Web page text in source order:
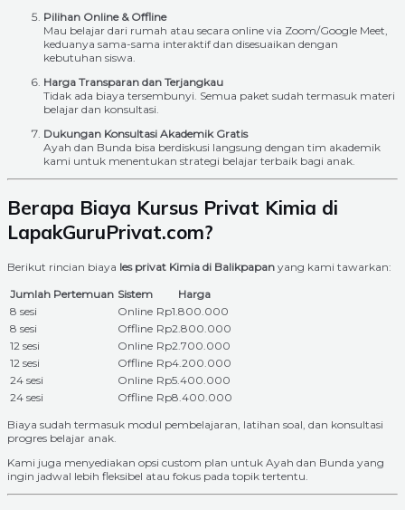
Pilihan Online & Offline
Mau belajar dari rumah atau secara online via Zoom/Google Meet,
keduanya sama-sama interaktif dan disesuaikan dengan
kebutuhan siswa.
Harga Transparan dan Terjangkau
Tidak ada biaya tersembunyi. Semua paket sudah termasuk materi
belajar dan konsultasi.
Dukungan Konsultasi Akademik Gratis
Ayah dan Bunda bisa berdiskusi langsung dengan tim akademik
kami untuk menentukan strategi belajar terbaik bagi anak.
Berapa Biaya Kursus Privat Kimia di
LapakGuruPrivat.com?
Berikut rincian biaya les privat Kimia di Balikpapan yang kami tawarkan:
Jumlah Pertemuan Sistem
Harga
8 sesi
Online Rp1.800.000
8 sesi
Offline Rp2.800.000
12 sesi
Online Rp2.700.000
12 sesi
Offline Rp4.200.000
24 sesi
Online Rp5.400.000
24 sesi
Offline Rp8.400.000
Biaya sudah termasuk modul pembelajaran, latihan soal, dan konsultasi
progres belajar anak.
Kami juga menyediakan opsi custom plan untuk Ayah dan Bunda yang
ingin jadwal lebih fleksibel atau fokus pada topik tertentu.